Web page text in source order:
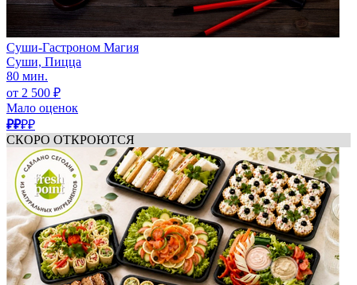
Суши-Гастроном Магия
Суши, Пицца
80 мин.
от 2 500 ₽
Мало оценок
₽₽₽₽
СКОРО ОТКРОЮТСЯ